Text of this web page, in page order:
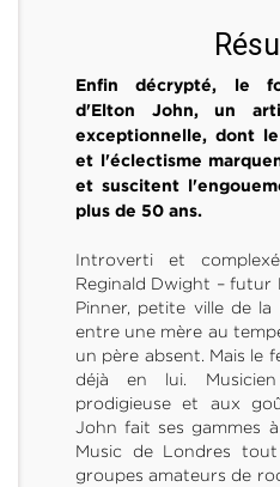
Enfin décrypté, le
d'Elton John, un
exceptionnelle, dont
et l'éclectisme
et suscitent
plus de 50 ans.
Introverti et
Reginald Dwight – futur
Pinner, petite ville de la
entre une mère au
un père absent. Mais le
déjà en lui.
prodigieuse et aux
John fait ses gammes
Music de Londres
groupes amateurs de